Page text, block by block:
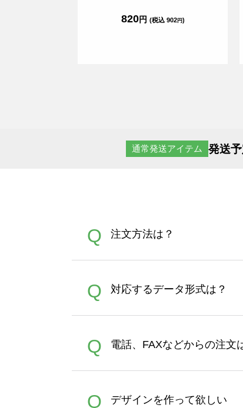
820円 (税込 902円)
通常発送アイテム 発送
Q 注文方法は？
A
す。 30枚以上やシルク
さい。製作する数量が多
Q 対応するデータ形式は？
A
ズは、20MBです。デジ
Illustratorからの直接入稿
Q 電話、FAXなどからの注文
A
バッグコンシェルやタン
Q デザインを作って欲しい